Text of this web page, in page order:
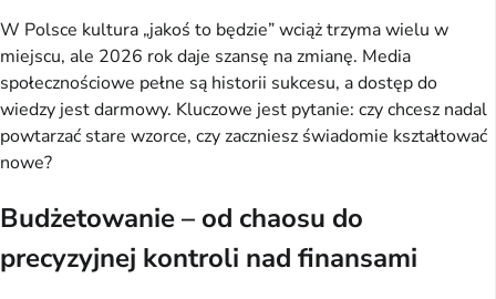
W Polsce kultura „jakoś to będzie” wciąż trzyma wielu w
miejscu, ale 2026 rok daje szansę na zmianę. Media
społecznościowe pełne są historii sukcesu, a dostęp do
wiedzy jest darmowy. Kluczowe jest pytanie: czy chcesz nadal
powtarzać stare wzorce, czy zaczniesz świadomie kształtować
nowe?
Budżetowanie – od chaosu do
precyzyjnej kontroli nad finansami